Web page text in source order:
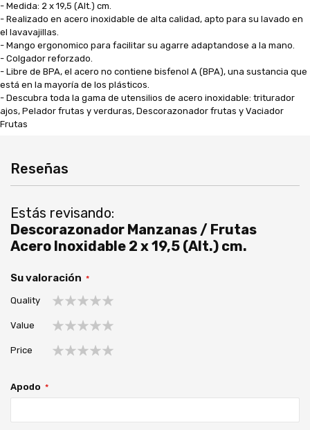
- Medida: 2 x 19,5 (Alt.) cm.
- Realizado en acero inoxidable de alta calidad, apto para su lavado en
el lavavajillas.
- Mango ergonomico para facilitar su agarre adaptandose a la mano.
- Colgador reforzado.
- Libre de BPA, el acero no contiene bisfenol A (BPA), una sustancia que
está en la mayoría de los plásticos.
- Descubra toda la gama de utensilios de acero inoxidable: triturador
ajos, Pelador frutas y verduras, Descorazonador frutas y Vaciador
Frutas
Reseñas
Estás revisando:
Descorazonador Manzanas / Frutas
Acero Inoxidable 2 x 19,5 (Alt.) cm.
Su valoración
Quality
estrella
estrellas
estrellas
estrellas
estrellas
Value
estrella
estrellas
estrellas
estrellas
estrellas
Price
Apodo